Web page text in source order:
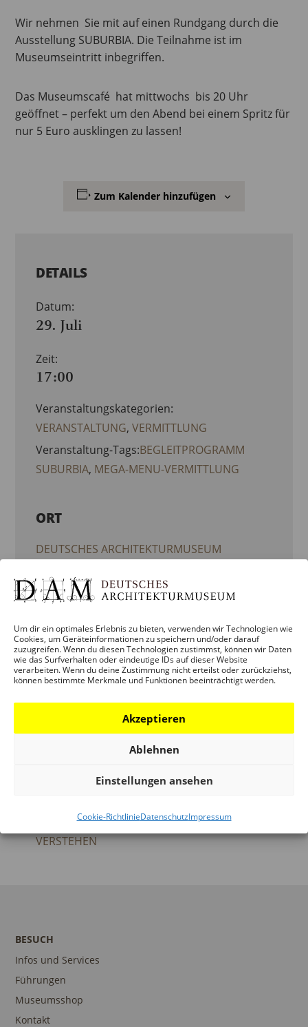
Um dir ein optimales Erlebnis zu bieten, verwenden wir Technologien wie
Cookies, um Geräteinformationen zu speichern und/oder darauf
zuzugreifen. Wenn du diesen Technologien zustimmst, können wir Daten
wie das Surfverhalten oder eindeutige IDs auf dieser Website
verarbeiten. Wenn du deine Zustimmung nicht erteilst oder zurückziehst,
können bestimmte Merkmale und Funktionen beeinträchtigt werden.
Akzeptieren
Ablehnen
Einstellungen ansehen
Cookie-RichtlinieDatenschutzImpressum
Wir nehmen Sie mit auf einen Rundgang durch die
Ausstellung SUBURBIA. Die Teilnahme ist im
Museumseintritt inbegriffen.
Das Museumscafé hat mittwochs bis 20 Uhr
geöffnet – perfekt um den Abend bei einem Spritz für
nur 5 Euro ausklingen zu lassen!
Zum Kalender hinzufügen
DETAILS
Datum:
29. Juli
Zeit:
17:00
Veranstaltungskategorien:
VERANSTALTUNG,VERMITTLUNG
Veranstaltung-Tags:BEGLEITPROGRAMM
SUBURBIA, MEGA-MENU-VERMITTLUNG
ORT
DEUTSCHES ARCHITEKTURMUSEUM
Schaumainkai 43
Frankfurt / M.
Hessen D-60596
GOOGLE
KARTE ANZEIGEN
Telefon:
+49 (0)69 212-38844
STADTKLIMA
URBANE HITZE
VERSTEHEN
STRESSTEST – WECKRUF AN
DIE STADT IHR ZUHAUSE
ON MINIMAL SPACE
BESUCH
Infos und Services
Führungen
Museumsshop
Kontakt